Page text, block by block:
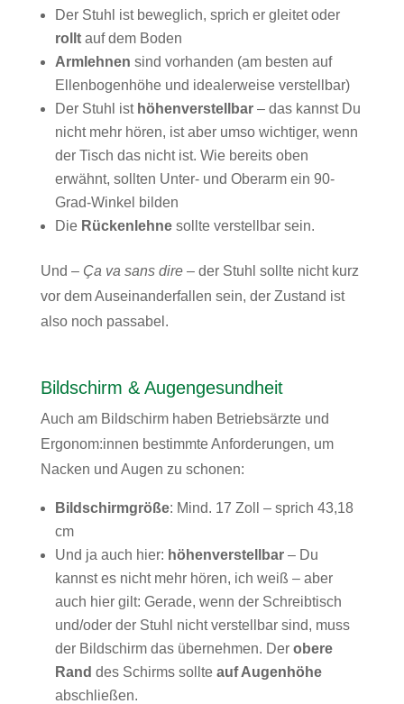
Der Stuhl ist beweglich, sprich er gleitet oder
rollt auf dem Boden
Armlehnen sind vorhanden (am besten auf
Ellenbogenhöhe und idealerweise verstellbar)
Der Stuhl ist höhenverstellbar – das kannst Du
nicht mehr hören, ist aber umso wichtiger, wenn
der Tisch das nicht ist. Wie bereits oben
erwähnt, sollten Unter- und Oberarm ein 90-
Grad-Winkel bilden
Die Rückenlehne sollte verstellbar sein.
Und – Ça va sans dire – der Stuhl sollte nicht kurz
vor dem Auseinanderfallen sein, der Zustand ist
also noch passabel.
Bildschirm & Augengesundheit
Auch am Bildschirm haben Betriebsärzte und
Ergonom:innen bestimmte Anforderungen, um
Nacken und Augen zu schonen:
Bildschirmgröße: Mind. 17 Zoll – sprich 43,18
cm
Und ja auch hier: höhenverstellbar– Du
kannst es nicht mehr hören, ich weiß – aber
auch hier gilt: Gerade, wenn der Schreibtisch
und/oder der Stuhl nicht verstellbar sind, muss
der Bildschirm das übernehmen. Der obere
Rand des Schirms sollte auf Augenhöhe
abschließen.